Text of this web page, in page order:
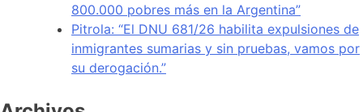
800.000 pobres más en la Argentina”
Pitrola: “El DNU 681/26 habilita expulsiones de
inmigrantes sumarias y sin pruebas, vamos por
su derogación.”